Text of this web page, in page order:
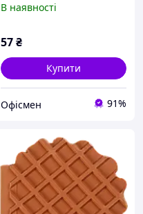
90x90мм нелінований 80
В наявності
57₴
Купити
Офісмен 91%